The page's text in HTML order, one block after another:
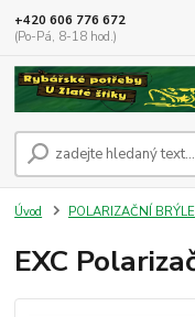
+420 606 776 672
(Po-Pá, 8-18 hod.)
Úvod POLARIZAČNÍ BRÝLE
EXC